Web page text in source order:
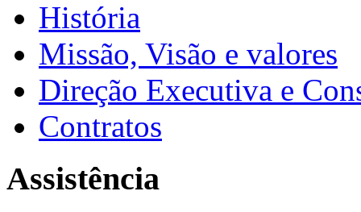
História
Missão, Visão e valores
Direção Executiva e
Contratos
Assistência